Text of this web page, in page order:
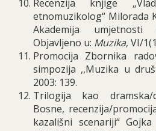
Recenzija knjige
etnomuzikolog“ Milorada
Akademija
Objavljeno u: Muzika, VI/
Promocija Zbornika
simpozija ,,Muzika u
2003: 139.
Trilogija kao dramska/
Bosne, recenzija/
kazališni scenariji“